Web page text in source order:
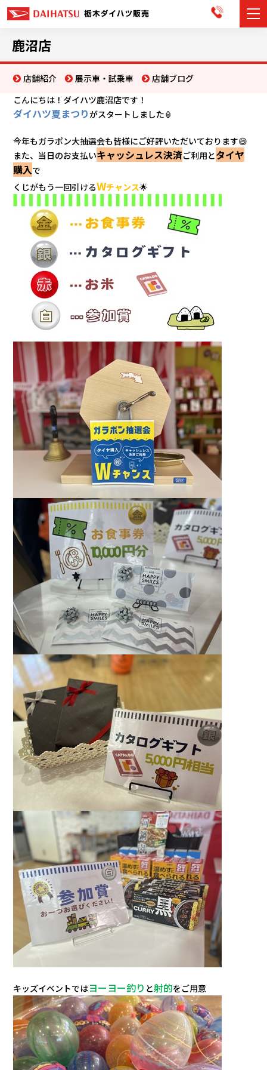
展示車・試乗車
イベント・キャンペーン
ご購入者サポート
アフターサポート
会社情報
鹿沼店
店舗紹介 展示車・試乗車
店舗ブログ
こんにちは！ダイハツ鹿沼店です！
ダイハツ夏まつりがスタートしました🏮
今年もガラポン大抽選会も皆様にご好評いただいております😄
また、当日のお支払いキャッシュレス決済ご利用とタイヤ
購入で
くじがもう一回引けるWチャンス🌟
キッズイベントではヨーヨー釣り と射的をご用意